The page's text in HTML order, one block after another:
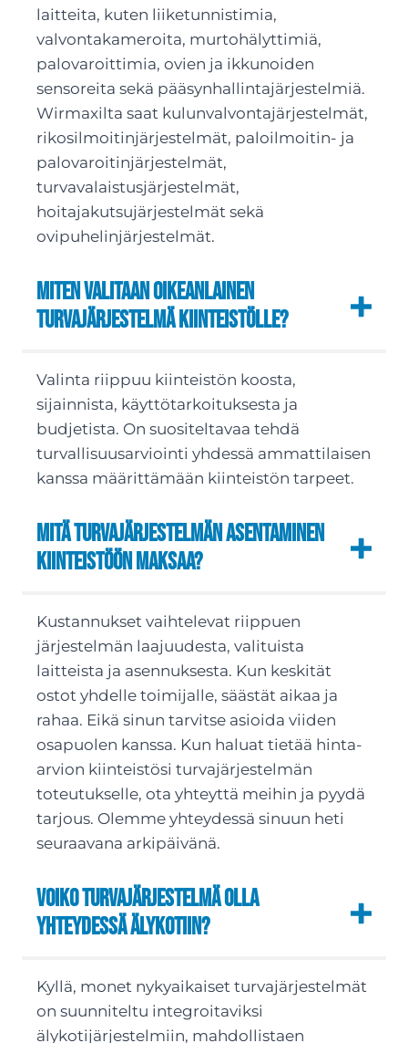
laitteita, kuten liiketunnistimia,
valvontakameroita, murtohälyttimiä,
palovaroittimia, ovien ja ikkunoiden
sensoreita sekä pääsynhallintajärjestelmiä.
Wirmaxilta saat kulunvalvontajärjestelmät,
rikosilmoitinjärjestelmät, paloilmoitin- ja
palovaroitinjärjestelmät,
turvavalaistusjärjestelmät,
hoitajakutsujärjestelmät sekä
ovipuhelinjärjestelmät.
Miten valitaan oikeanlainen
turvajärjestelmä kiinteistölle?
Valinta riippuu kiinteistön koosta,
sijainnista, käyttötarkoituksesta ja
budjetista. On suositeltavaa tehdä
turvallisuusarviointi yhdessä ammattilaisen
kanssa määrittämään kiinteistön tarpeet.
Mitä turvajärjestelmän asentaminen
kiinteistöön maksaa?
Kustannukset vaihtelevat riippuen
järjestelmän laajuudesta, valituista
laitteista ja asennuksesta. Kun keskität
ostot yhdelle toimijalle, säästät aikaa ja
rahaa. Eikä sinun tarvitse asioida viiden
osapuolen kanssa. Kun haluat tietää hinta-
arvion kiinteistösi turvajärjestelmän
toteutukselle, ota yhteyttä meihin ja pyydä
tarjous. Olemme yhteydessä sinuun heti
seuraavana arkipäivänä.
Voiko turvajärjestelmä olla
yhteydessä älykotiin?
Kyllä, monet nykyaikaiset turvajärjestelmät
on suunniteltu integroitaviksi
älykotijärjestelmiin, mahdollistaen